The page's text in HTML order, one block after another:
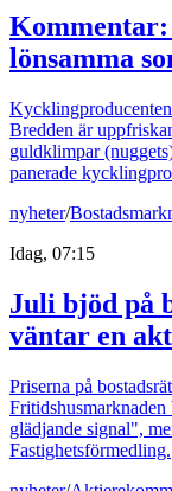
lönsamma
Bredden är
guldklimpar
panerade
nyheter/
Idag, 07:15
Juli bjöd på
väntar en
Priserna på
glädjande signal",
Fastighetsförmedling.